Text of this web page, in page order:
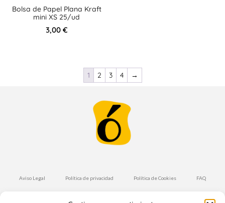
Bolsa de Papel Plana Kraft
mini XS 25/ud
3,00 €
1 2 3 4 →
Aviso Legal Política de privacidad Política de Cookies FAQ
Condiciones de Compra Envíos y Devoluciones